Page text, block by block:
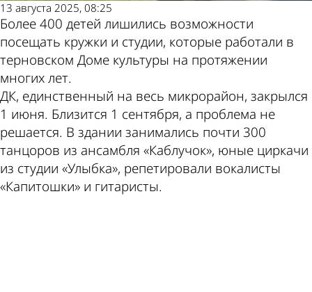
13 августа 2025, 08:25
Более 400 детей лишились возможности
посещать кружки и студии, которые работали в
терновском Доме культуры на протяжении
многих лет.
ДК, единственный на весь микрорайон, закрылся
1 июня. Близится 1 сентября, а проблема не
решается. В здании занимались почти 300
танцоров из ансамбля «Каблучок», юные циркачи
из студии «Улыбка», репетировали вокалисты
«Капитошки» и гитаристы.